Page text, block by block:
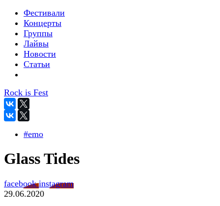
Фестивали
Концерты
Группы
Лайвы
Новости
Статьи
Rock is Fest
#emo
Glass Tides
facebookinstagram
29.06.2020